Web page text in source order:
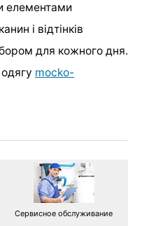
елементами
і відтінків
для кожного дня.
mocko-
Сервисное обслуживание